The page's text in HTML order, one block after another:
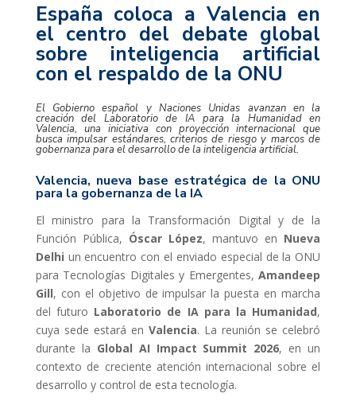
España coloca a Valencia en
el centro del debate global
sobre inteligencia artificial
con el respaldo de la ONU
El Gobierno español y Naciones Unidas avanzan en la
creación del Laboratorio de IA para la Humanidad en
Valencia, una iniciativa con proyección internacional que
busca impulsar estándares, criterios de riesgo y marcos de
gobernanza para el desarrollo de la inteligencia artificial.
Valencia, nueva base estratégica de la ONU
para la gobernanza de la IA
El ministro para la Transformación Digital y de la
Función Pública, Óscar López, mantuvo en Nueva
Delhi un encuentro con el enviado especial de la ONU
para Tecnologías Digitales y Emergentes,Amandeep
Gill, con el objetivo de impulsar la puesta en marcha
del futuro Laboratorio de IA para la Humanidad,
cuya sede estará en Valencia. La reunión se celebró
durante la Global AI Impact Summit 2026, en un
contexto de creciente atención internacional sobre el
desarrollo y control de esta tecnología.